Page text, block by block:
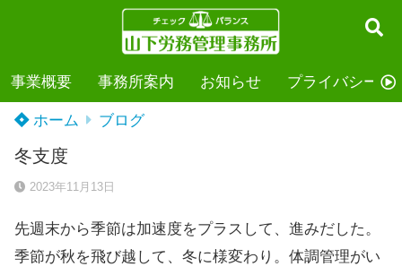
事業概要 事務所案内 お知らせ プライバシーポ
ホーム ブログ
冬支度
2023年11月13日
先週末から季節は加速度をプラスして、進みだした。
季節が秋を飛び越して、冬に様変わり。体調管理がい